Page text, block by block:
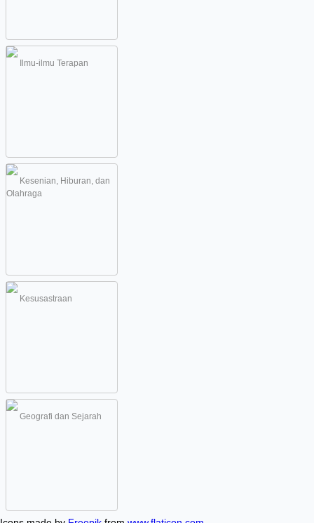
Ilmu-ilmu Terapan
Kesenian, Hiburan, dan
Olahraga
Kesusastraan
Geografi dan Sejarah